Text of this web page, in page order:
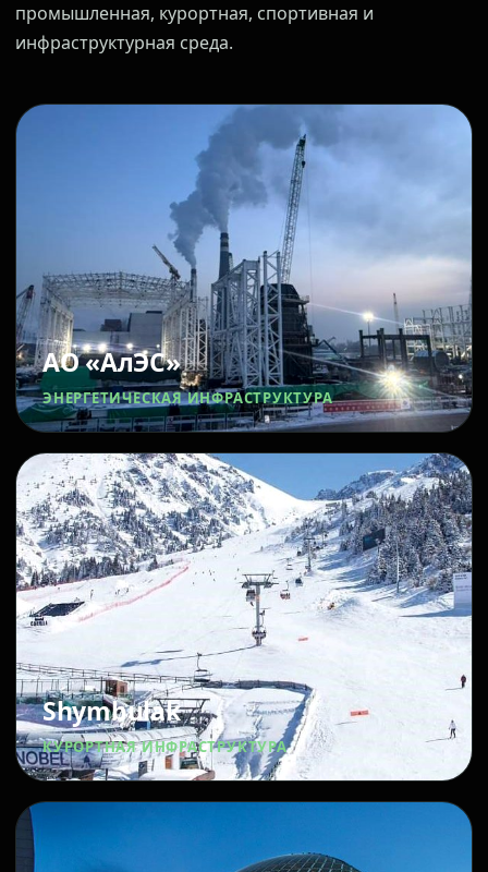
промышленная, курортная, спортивная и
инфраструктурная среда.
АО «АлЭС»
ЭНЕРГЕТИЧЕСКАЯ ИНФРАСТРУКТУРА
Shymbulak
КУРОРТНАЯ ИНФРАСТРУКТУРА